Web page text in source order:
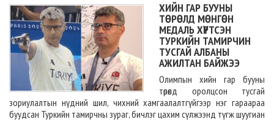
ХИЙН ГАР БУУНЫ
ТӨРӨЛД МӨНГӨН
МЕДАЛЬ ХҮРТСЭН
ТУРКИЙН ТАМИРЧИН
ТУСГАЙ АЛБАНЫ
АЖИЛТАН БАЙЖЭЭ
Олимпын хийн гар бууны
төрөлд оролцсон тусгай
зориулалтын нүдний шил, чихний хамгаалалтгүйгээр нэг гараараа
буудсан Туркийн тамирчны зураг, бичлэг цахим сүлжээнд түгж шуугиан